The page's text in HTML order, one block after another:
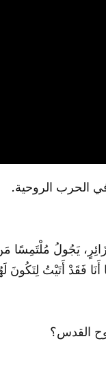
الحرب الروحية.
مُلْتَمِسًا مَنْ
فَقَدْ أَتَيْتُ لِتَكُونَ
القدس؟